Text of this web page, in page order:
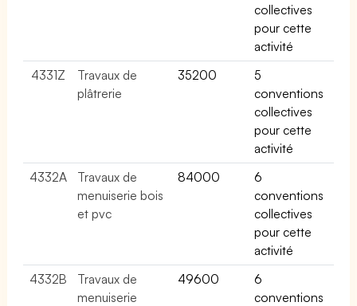
collectives
pour cette
activité
4331Z
Travaux de
plâtrerie
35200
5
conventions
collectives
pour cette
activité
4332A
Travaux de
menuiserie bois
et pvc
84000
6
conventions
collectives
pour cette
activité
4332B
Travaux de
menuiserie
49600
6
conventions